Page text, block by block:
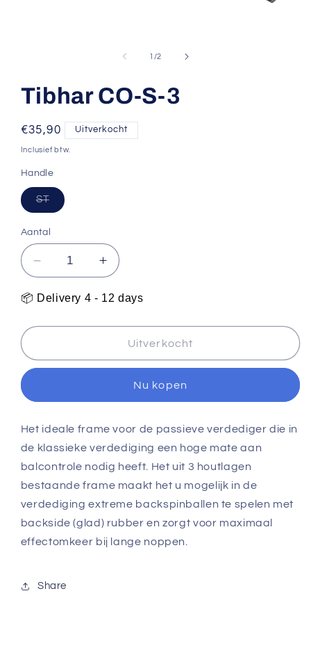
1 /van
2
Tibhar CO-S-3
Normale
prijs
€35,90 Uitverkocht
Inclusief btw.
Handle
STVariant
uitverkocht
niet
beschikbaar
Aantal
Aantal
verlagen
voor
CO-
3
Aantal
verhogen
voor
CO-
3
📦 Delivery 4 - 12 days
Uitverkocht
Nu kopen
Het ideale frame voor de passieve verdediger die in
de klassieke verdediging een hoge mate aan
balcontrole nodig heeft. Het uit 3 houtlagen
bestaande frame maakt het u mogelijk in de
verdediging extreme backspinballen te spelen met
backside (glad) rubber en zorgt voor maximaal
effectomkeer bij lange noppen.
Share